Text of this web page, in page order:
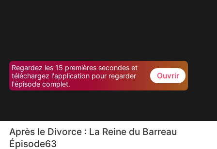
Regardez les 15 premières secondes et
téléchargez l'application pour regarder
l'épisode complet.
Ouvrir
Après le Divorce : La Reine du Barreau
Épisode63